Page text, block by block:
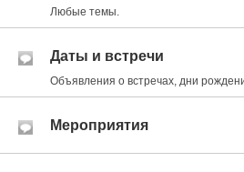
Любые темы.
Даты и встречи
Объявления о встречах, дни
Мероприятия